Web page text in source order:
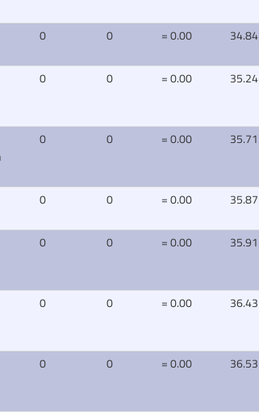
0 0 = 0.00 34.84
0 0 = 0.00 35.24
0 0 = 0.00 35.71
0 0 = 0.00 35.87
0 0 = 0.00 35.91
0 0 = 0.00 36.43
0 0 = 0.00 36.53